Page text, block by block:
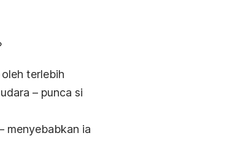
terlebih
– punca si
menyebabkan ia